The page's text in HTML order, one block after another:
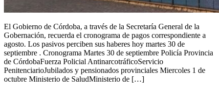
El Gobierno de Córdoba, a través de la Secretaría General de la
Gobernación, recuerda el cronograma de pagos correspondiente a
agosto. Los pasivos perciben sus haberes hoy martes 30 de
septiembre . Cronograma Martes 30 de septiembre Policía Provincia
de CórdobaFuerza Policial AntinarcotráficoServicio
PenitenciarioJubilados y pensionados provinciales Miercoles 1 de
octubre Ministerio de SaludMinisterio de […]